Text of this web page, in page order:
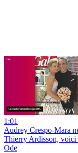
1:01
Audrey Crespo-Mara
Thierry Ardisson, voici
Ode